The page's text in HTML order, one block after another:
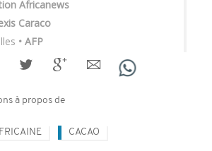
Africanews
Caraco
• AFP
à propos de
CACAO